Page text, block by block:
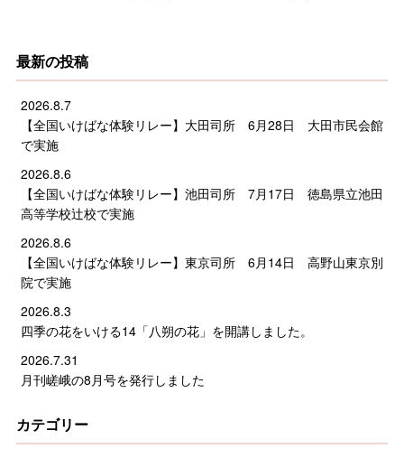
最新の投稿
2026.8.7
【全国いけばな体験リレー】大田司所 6月28日 大田市民会館
で実施
2026.8.6
【全国いけばな体験リレー】池田司所 7月17日 徳島県立池田
高等学校辻校で実施
2026.8.6
【全国いけばな体験リレー】東京司所 6月14日 高野山東京別
院で実施
2026.8.3
四季の花をいける14「八朔の花」を開講しました。
2026.7.31
月刊嵯峨の8月号を発行しました
カテゴリー